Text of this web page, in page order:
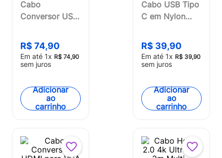
Cabo
Conversor USB
Fêmea Multil -
WI272
R$ 74,90
Em até 1x R$ 74,90
sem juros
Adicionar
ao
carrinho
Cabo USB Tipo
C em Nylon
Led Multi -
WI500
R$ 39,90
Em até 1x R$ 39,90
sem juros
Adicionar
ao
carrinho